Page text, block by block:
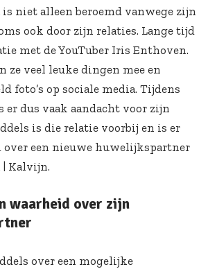
niet alleen beroemd vanwege zijn
ook door zijn relaties. Lange tijd
met de YouTuber Iris Enthoven.
ze veel leuke dingen mee en
foto’s op sociale media. Tijdens
er dus vaak aandacht voor zijn
is die relatie voorbij en is er
over een nieuwe huwelijkspartner
| Kalvijn.
waarheid over zijn
over een mogelijke